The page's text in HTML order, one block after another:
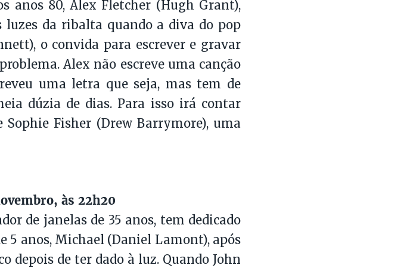
anos 80, Alex Fletcher (Hugh Grant),
da ribalta quando a diva do pop
o convida para escrever e gravar
Alex não escreve uma canção
uma letra que seja, mas tem de
dúzia de dias. Para isso irá contar
Fisher (Drew Barrymore), uma
às 22h20
de janelas de 35 anos, tem dedicado
5 anos, Michael (Daniel Lamont), após
depois de ter dado à luz. Quando John